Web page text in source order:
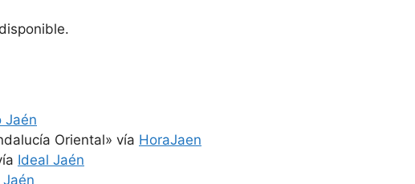
Jaén
Oriental» vía HoraJaen
Ideal Jaén
Jaén